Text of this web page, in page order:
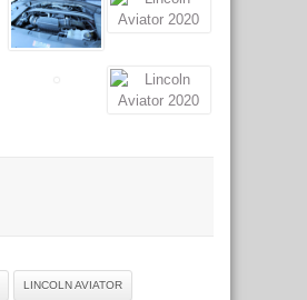
LINCOLN AVIATOR